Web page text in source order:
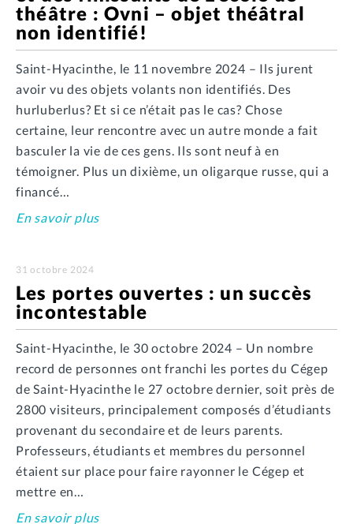
théâtre : Ovni – objet théâtral
non identifié!
Saint-Hyacinthe, le 11 novembre 2024 – Ils jurent
avoir vu des objets volants non identifiés. Des
hurluberlus? Et si ce n’était pas le cas? Chose
certaine, leur rencontre avec un autre monde a fait
basculer la vie de ces gens. Ils sont neuf à en
témoigner. Plus un dixième, un oligarque russe, qui a
financé…
En savoir plus
31 octobre 2024
Les portes ouvertes : un succès
incontestable
Saint-Hyacinthe, le 30 octobre 2024 – Un nombre
record de personnes ont franchi les portes du Cégep
de Saint-Hyacinthe le 27 octobre dernier, soit près de
2800 visiteurs, principalement composés d’étudiants
provenant du secondaire et de leurs parents.
Professeurs, étudiants et membres du personnel
étaient sur place pour faire rayonner le Cégep et
mettre en…
En savoir plus